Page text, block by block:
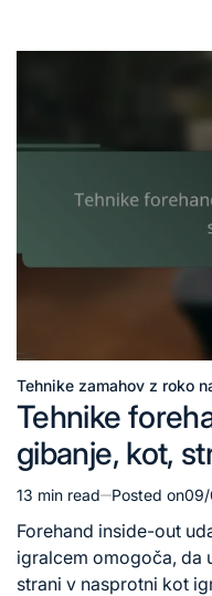
Posted
Tehnike zamahov z roko
Tehnike
gibanje, kot,
Estimated
read
time
13 min read Posted on
Forehand inside-out
igralcem omogoča, da
strani v nasprotni kot